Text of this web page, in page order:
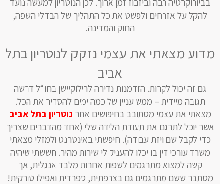
להקל על אזרחים ולפשט את כל התהליך של הבדלי השפה,
החוק והמדינה.
מדוע מצאתי את עצמי נזקק לנוטריון בתל
אביב
גם זה יכול לקרות. הזדמנות נדירה לרילוקיישן בחו“ל דרשה
תגובה מיידית – ממש עניין של כמה ימים להסדיר את הכל.
מצאתי את עצמי מסתובב בחיפושים אחר נוטריון בתל אביב
אשר יוכל לתרגם את תעודת הלידה שלי (אחד מהדברים שצריך
כדי לקבל שם ויזת עבודה). חיפשתי באינטרנט ולמזלי מצאתי
משרד עורכי דין בו יכלו להעניק לי שירות מהיר. חששתי שיהיה
קשה למצוא מתרגמים לשפות אחרות מלבד אנגלית, אך
מסתבר ששם מתרגמים גם בצרפתית, ספרדית ואפילו טורקית!